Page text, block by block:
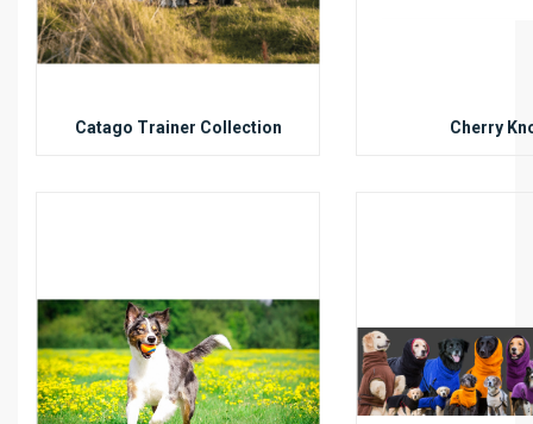
Catago Trainer Collection Cherry